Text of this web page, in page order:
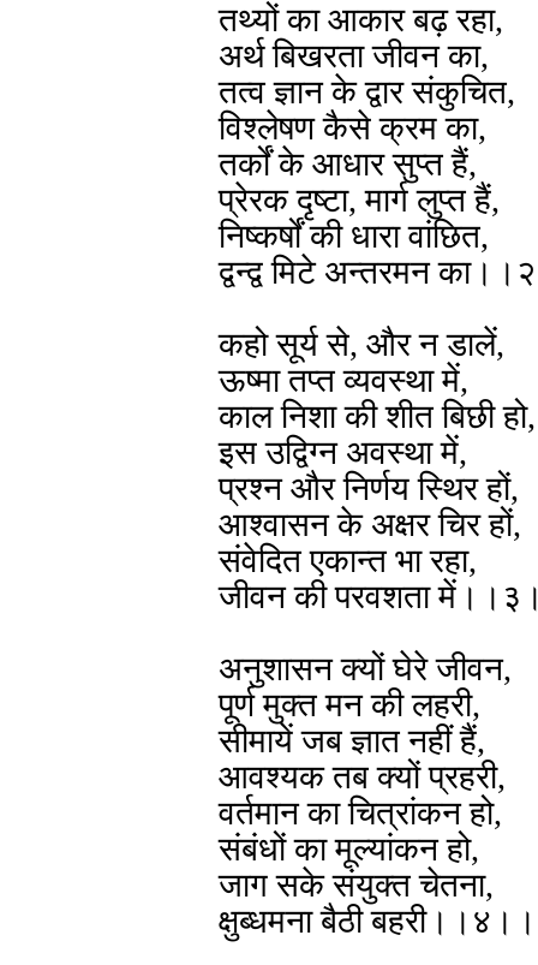
तथ्यों का आकार बढ़ रहा,
अर्थ बिखरता जीवन का,
तत्व ज्ञान के द्वार संकुचित,
विश्लेषण कैसे क्रम का,
तर्कों के आधार सुप्त हैं,
प्रेरक दृष्टा, मार्ग लुप्त हैं,
निष्कर्षों की धारा वांछित,
द्वन्द्व मिटे अन्तरमन
कहो सूर्य से, और न डालें,
ऊष्मा तप्त व्यवस्था में,
काल निशा की शीत बिछी हो,
इस उद्विग्न अवस्था में,
प्रश्न और निर्णय स्थिर हों,
आश्वासन के अक्षर चिर हों,
संवेदित एकान्त भा रहा,
जीवन की परवशता
अनुशासन क्यों घेरे जीवन,
पूर्ण मुक्त मन की लहरी,
सीमायें जब ज्ञात नहीं हैं,
आवश्यक तब क्यों प्रहरी,
वर्तमान का चित्रांकन हो,
संबंधों का मूल्यांकन हो,
जाग सके संयुक्त चेतना,
क्षुब्धमना बैठी बहरी।।४।।